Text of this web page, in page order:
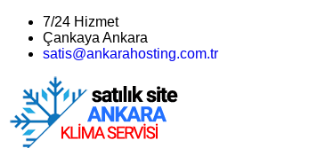
7/24 Hizmet
Çankaya Ankara
satis@ankarahosting.com.tr